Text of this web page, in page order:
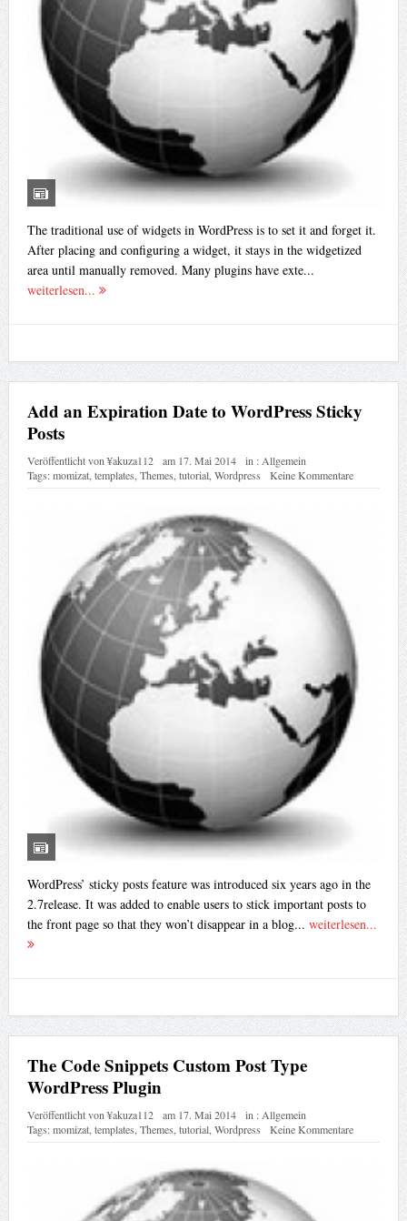
The traditional use of widgets in WordPress is to set it and forget it.
After placing and configuring a widget, it stays in the widgetized
area until manually removed. Many plugins have exte...
weiterlesen...
Add an Expiration Date to WordPress Sticky
Posts
Veröffentlicht von¥akuza112 am 17. Mai 2014 in :Allgemein
Tags:momizat,templates,Themes,tutorial,Wordpress Keine Kommentare
WordPress’ sticky posts feature was introduced six years ago in the
2.7release. It was added to enable users to stick important posts to
the front page so that they won’t disappear in a blog... weiterlesen...
The Code Snippets Custom Post Type
WordPress Plugin
Veröffentlicht von¥akuza112 am 17. Mai 2014 in :Allgemein
Tags:momizat,templates,Themes,tutorial,Wordpress Keine Kommentare